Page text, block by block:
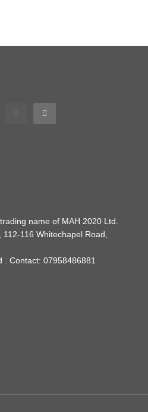
name of MAH 2020 Ltd.
116 Whitechapel Road,
. Contact: 07958486881